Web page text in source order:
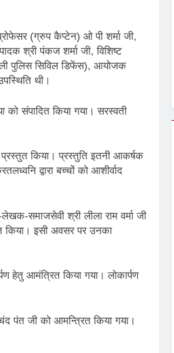
Years Ago
बिहारी लाल समाज सेवा मे
2 Years Ago
भारत रत्न जननायक कर्पूरी ठाकुर
पर अपनी पुस्तक को प्रदर्शित/विमोचन
मत बहाओ खून
की पुस्तकों एवं ‘उत्कर्ष मेल’ का लोकार्पण
श्री हनुमानजी का जन्म महोत्सव
कहां चला गया पुलिस के हाथों में
(ग्रुप कैप्टेन) ओ पी शर्मा जी,
श्री पंकज शर्मा जी, विशिष्ट
पुलिस सिविल डिफेंस), आयोजक
थी।
संपादित किया गया। सरस्वती
किया। प्रस्तुति इतनी आकर्षक
द्वारा बच्चों को आशीर्वाद
समाजसेवी श्री लीला राम वर्मा जी
किया। इसी अवसर पर उनका
हेतु आमंत्रित किया गया। लोकार्पण
पंत जी को आमन्त्रित किया गया।